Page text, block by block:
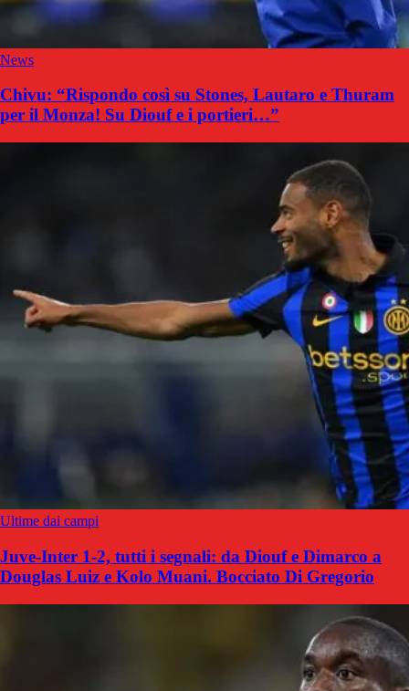
News
Chivu: “Rispondo così su Stones, Lautaro e Thuram
per il Monza! Su Diouf e i portieri…”
Ultime dai campi
Juve-Inter 1-2, tutti i segnali: da Diouf e Dimarco a
Douglas Luiz e Kolo Muani. Bocciato Di Gregorio